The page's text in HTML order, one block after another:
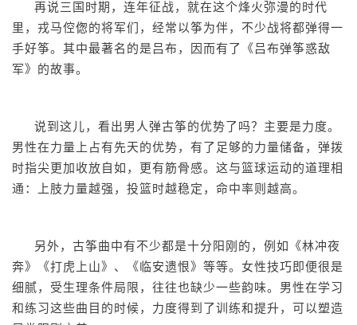
再说三国时期，连年征战，就在这个烽火弥漫的时代
里，戎马倥偬的将军们，经常以筝为伴，不少战将都弹得一
手好筝。其中最著名的是吕布，因而有了《吕布弹筝惑敌
军》的故事。
说到这儿，看出男人弹古筝的优势了吗？主要是力度。
男性在力量上占有先天的优势，有了足够的力量储备，弹拨
时指尖更加收放自如，更有筋骨感。这与篮球运动的道理相
通：上肢力量越强，投篮时越稳定，命中率则越高。
另外，古筝曲中有不少都是十分阳刚的，例如《林冲夜
奔》《打虎上山》、《临安遗恨》等等。女性技巧即便很是
细腻，受生理条件局限，往往也缺少一些韵味。男性在学习
和练习这些曲目的时候，力度得到了训练和提升，可以塑造